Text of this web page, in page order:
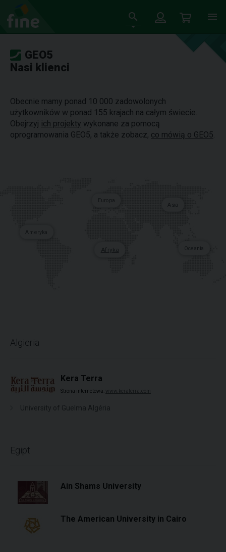
GEO5
Nasi klienci
Obecnie mamy ponad 10 000 zadowolonych
użytkowników w ponad 155 krajach na całym świecie.
Obejrzyj ich projekty wykonane za pomocą
oprogramowania GEO5, a także zobacz, co mówią o GEO5.
Europa
Ameryka
Asia
Oceania
Afryka
Algieria
Kera Terra
Strona internetowa: www.keraterra.com
University of Guelma Algéria
Egipt
Ain Shams University
The American University in Cairo